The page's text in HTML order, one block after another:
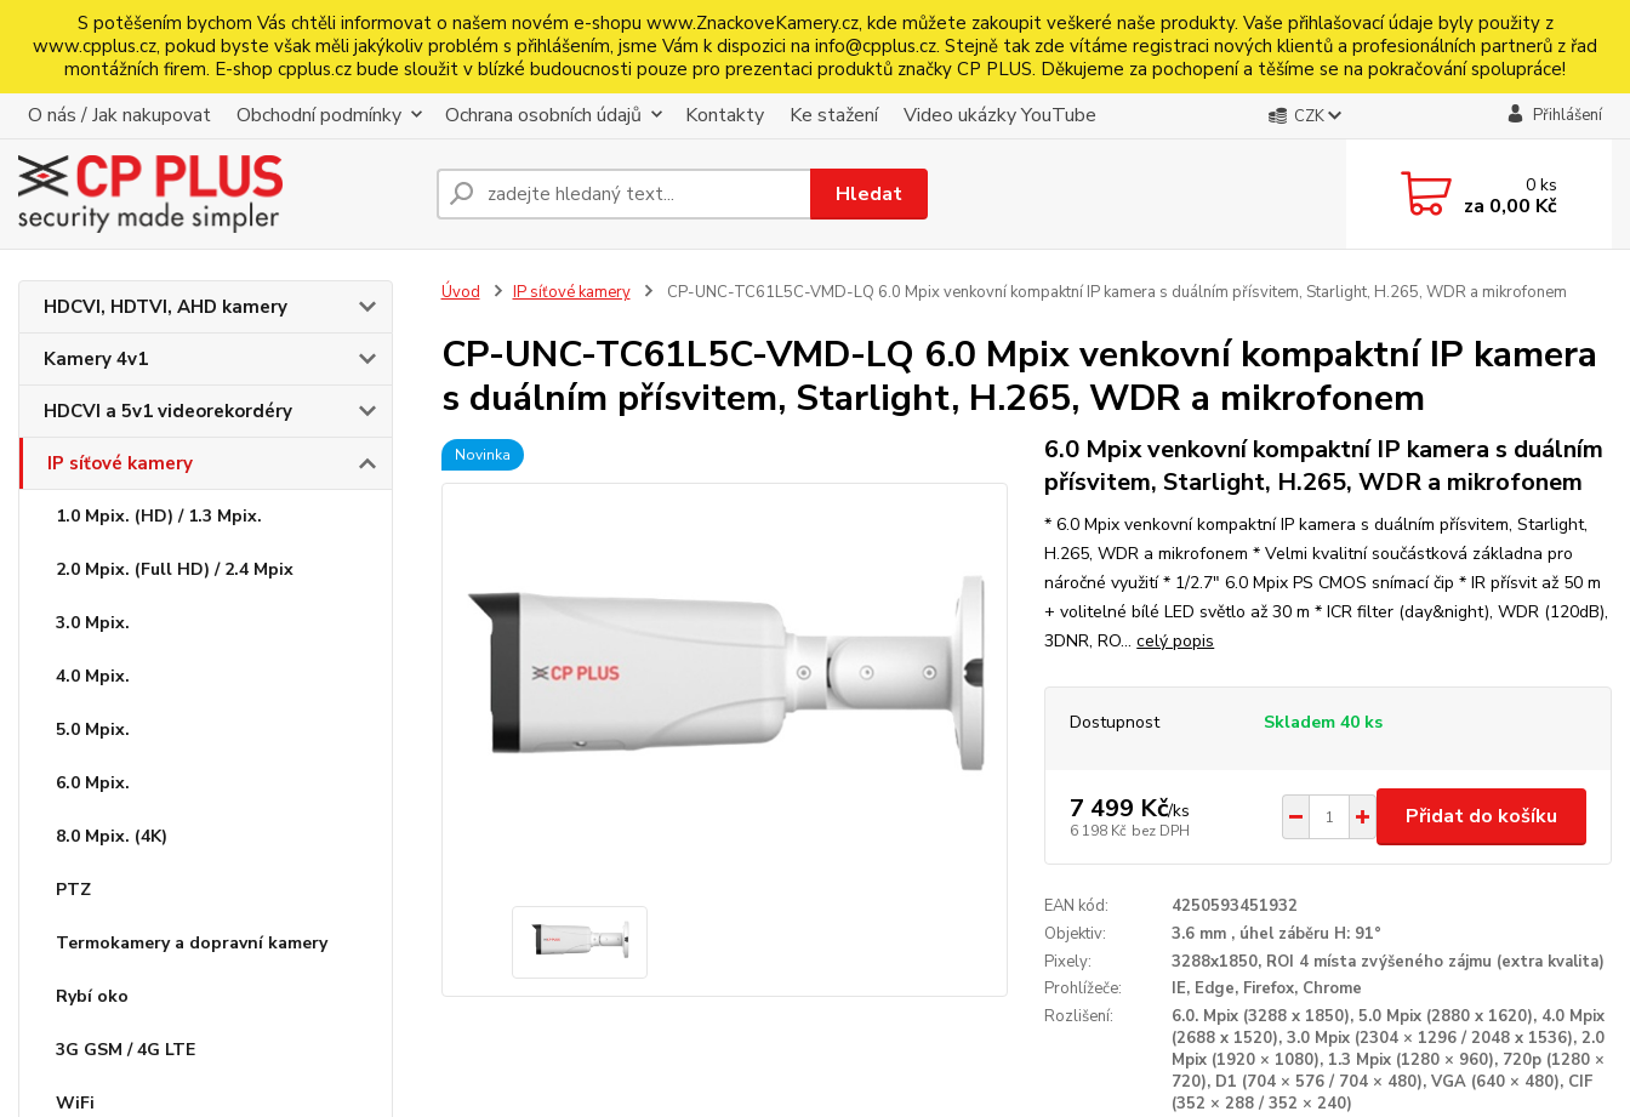
S potěšením bychom Vás chtěli informovat o našem novém e-shopu www.ZnackoveKamery.cz, kde můžete zakoupit veškeré naše produkty. Vaše přihlašovací údaje byly použity z
www.cpplus.cz, pokud byste však měli jakýkoliv problém s přihlášením, jsme Vám k dispozici na info@cpplus.cz. Stejně tak zde vítáme registraci nových klientů a profesionálních partnerů z řad
montážních firem. E-shop cpplus.cz bude sloužit v blízké budoucnosti pouze pro prezentaci produktů značky CP PLUS. Děkujeme za pochopení a těšíme se na pokračování spolupráce!
O nás / Jak nakupovat Obchodní podmínky Ochrana osobních údajů Kontakty Ke stažení Video ukázky YouTube CZK Přihlášení
Hledat 0 ks
za 0,00 Kč
HDCVI, HDTVI, AHD kamery
Kamery 4v1
HDCVI a 5v1 videorekordéry
IP síťové kamery
1.0 Mpix. (HD) / 1.3 Mpix.
2.0 Mpix. (Full HD) / 2.4 Mpix
3.0 Mpix.
4.0 Mpix.
5.0 Mpix.
6.0 Mpix.
8.0 Mpix. (4K)
PTZ
Termokamery a dopravní kamery
Rybí oko
3G GSM / 4G LTE
WiFi
Úvod IP síťové kamery CP-UNC-TC61L5C-VMD-LQ 6.0 Mpix venkovní kompaktní IP kamera s duálním přísvitem, Starlight, H.265, WDR a mikrofonem
CP-UNC-TC61L5C-VMD-LQ 6.0 Mpix venkovní kompaktní IP kamera
s duálním přísvitem, Starlight, H.265, WDR a mikrofonem
Novinka
6.0 Mpix venkovní kompaktní IP kamera s duálním
přísvitem, Starlight, H.265, WDR a mikrofonem
* 6.0 Mpix venkovní kompaktní IP kamera s duálním přísvitem, Starlight,
H.265, WDR a mikrofonem * Velmi kvalitní součástková základna pro
náročné využití * 1/2.7" 6.0 Mpix PS CMOS snímací čip * IR přísvit až 50 m
+ volitelné bílé LED světlo až 30 m * ICR filter (day&night), WDR (120dB),
3DNR, RO...celý popis
Dostupnost Skladem 40 ks
7 499 Kč/ks
6 198 Kč bez DPH
Přidat do košíku
EAN kód:
4250593451932
Objektiv:
3.6 mm , úhel záběru H: 91°
Pixely:
3288x1850, ROI 4 místa zvýšeného zájmu (extra kvalita)
Prohlížeče:
IE, Edge, Firefox, Chrome
Rozlišení:
6.0. Mpix (3288 x 1850), 5.0 Mpix (2880 x 1620), 4.0 Mpix
(2688 x 1520), 3.0 Mpix (2304 × 1296 / 2048 x 1536), 2.0
Mpix (1920 × 1080), 1.3 Mpix (1280 × 960), 720p (1280 ×
720), D1 (704 × 576 / 704 × 480), VGA (640 × 480), CIF
(352 × 288 / 352 × 240)